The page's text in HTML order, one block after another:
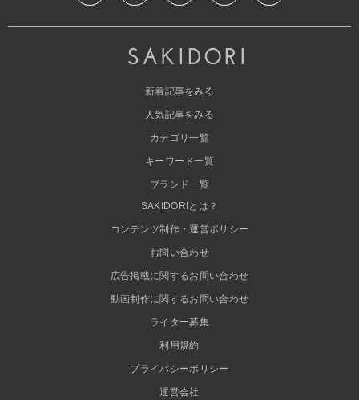
新着記事をみる
人気記事をみる
カテゴリ一覧
キーワード一覧
ブランド一覧
SAKIDORIとは？
コンテンツ制作・運営ポリシー
お問い合わせ
広告掲載に関するお問い合わせ
動画制作に関するお問い合わせ
ライター募集
利用規約
プライバシーポリシー
運営会社